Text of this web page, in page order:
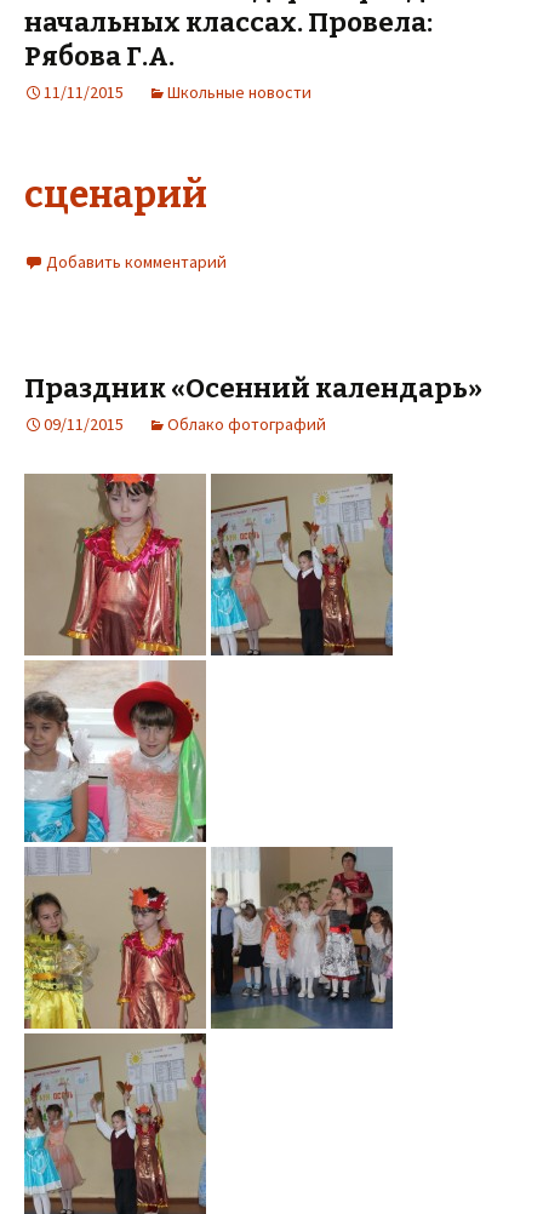
начальных классах. Провела:
Рябова Г.А.
11/11/2015 Школьные новости
сценарий
Добавить комментарий
Праздник «Осенний календарь»
09/11/2015 Облако фотографий